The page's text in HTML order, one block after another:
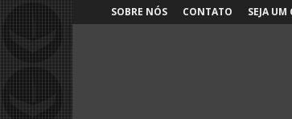
SOBRE NÓS CONTATO SEJA